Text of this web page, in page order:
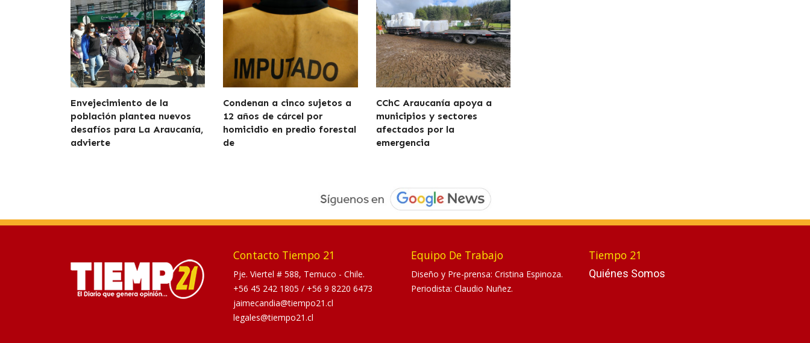
Envejecimiento de la
población plantea nuevos
desafíos para La Araucanía,
advierte
Condenan a cinco sujetos a
12 años de cárcel por
homicidio en predio forestal
de
CChC Araucanía apoya a
municipios y sectores
afectados por la
emergencia
Contacto Tiempo 21
Pje. Viertel # 588, Temuco - Chile.
+56 45 242 1805 / +56 9 8220 6473
jaimecandia@tiempo21.cl
legales@tiempo21.cl
Equipo De Trabajo
Diseño y Pre-prensa: Cristina Espinoza.
Periodista: Claudio Nuñez.
Tiempo 21
Quiénes Somos